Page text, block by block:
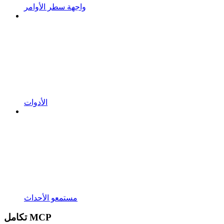
واجهة سطر الأوامر
الأدوات
مستمعو الأحداث
تكامل MCP